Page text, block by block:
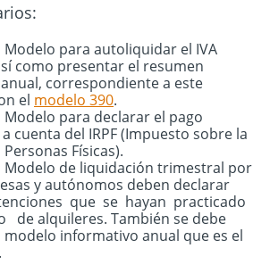
Modelo para autoliquidar el IVA
como presentar el resumen
correspondiente a este
el modelo 390.
Modelo para declarar el pago
cuenta del IRPF (Impuesto sobre la
Físicas).
Modelo de liquidación trimestral por
y autónomos deben declarar
que se hayan practicado
de alquileres. También se debe
informativo anual que es el
.